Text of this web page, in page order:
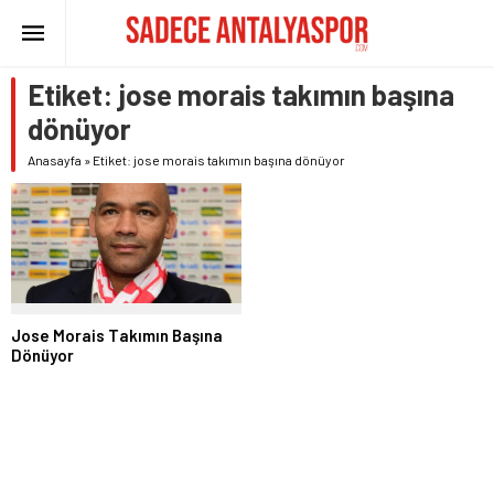
Etiket: jose morais takımın başına
dönüyor
Anasayfa » Etiket: jose morais takımın başına dönüyor
Jose Morais Takımın Başına
Dönüyor